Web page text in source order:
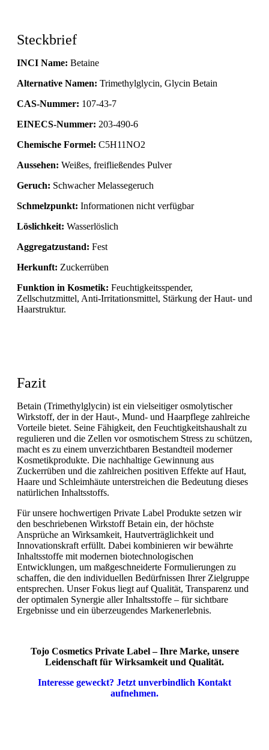
Steckbrief
INCI Name: Betaine
Alternative Namen: Trimethylglycin, Glycin Betain
CAS-Nummer: 107-43-7
EINECS-Nummer: 203-490-6
Chemische Formel: C5H11NO2
Aussehen: Weißes, freifließendes Pulver
Geruch: Schwacher Melassegeruch
Schmelzpunkt: Informationen nicht verfügbar
Löslichkeit: Wasserlöslich
Aggregatzustand: Fest
Herkunft: Zuckerrüben
Funktion in Kosmetik: Feuchtigkeitsspender,
Zellschutzmittel, Anti-Irritationsmittel, Stärkung der Haut- und
Haarstruktur.
Fazit
Betain (Trimethylglycin) ist ein vielseitiger osmolytischer
Wirkstoff, der in der Haut-, Mund- und Haarpflege zahlreiche
Vorteile bietet. Seine Fähigkeit, den Feuchtigkeitshaushalt zu
regulieren und die Zellen vor osmotischem Stress zu schützen,
macht es zu einem unverzichtbaren Bestandteil moderner
Kosmetikprodukte. Die nachhaltige Gewinnung aus
Zuckerrüben und die zahlreichen positiven Effekte auf Haut,
Haare und Schleimhäute unterstreichen die Bedeutung dieses
natürlichen Inhaltsstoffs.
Für unsere hochwertigen Private Label Produkte setzen wir
den beschriebenen Wirkstoff Betain ein, der höchste
Ansprüche an Wirksamkeit, Hautverträglichkeit und
Innovationskraft erfüllt. Dabei kombinieren wir bewährte
Inhaltsstoffe mit modernen biotechnologischen
Entwicklungen, um maßgeschneiderte Formulierungen zu
schaffen, die den individuellen Bedürfnissen Ihrer Zielgruppe
entsprechen. Unser Fokus liegt auf Qualität, Transparenz und
der optimalen Synergie aller Inhaltsstoffe – für sichtbare
Ergebnisse und ein überzeugendes Markenerlebnis.
Tojo Cosmetics Private Label – Ihre Marke, unsere
Leidenschaft für Wirksamkeit und Qualität.
Interesse geweckt? Jetzt unverbindlich Kontakt
aufnehmen.